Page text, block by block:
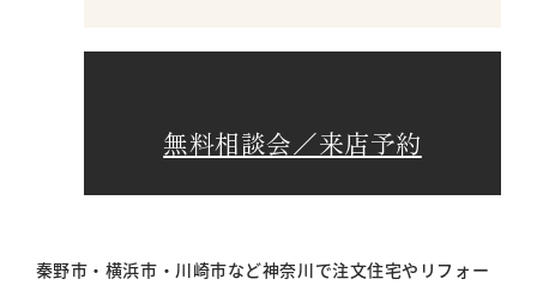
無料相談会／来店予約
秦野市・横浜市・川崎市など神奈川で注文住宅やリフォー